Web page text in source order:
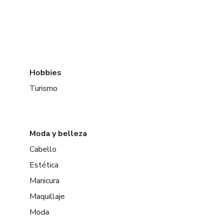
Hobbies
Turismo
Moda y belleza
Cabello
Estética
Manicura
Maquillaje
Moda